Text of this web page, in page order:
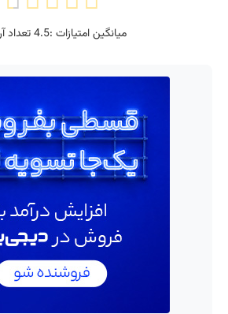
میانگین امتیازات :4.5تعداد